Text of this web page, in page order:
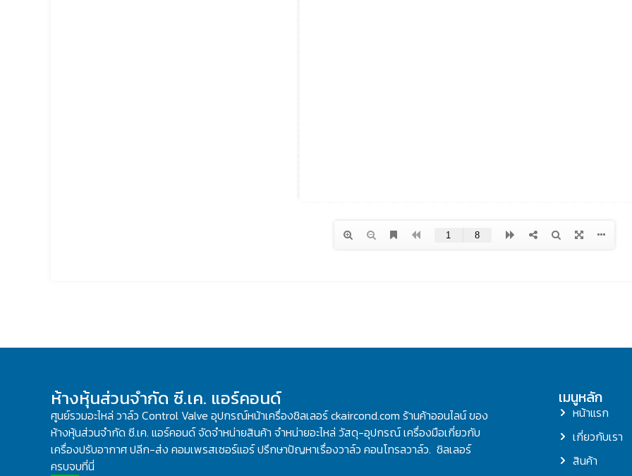
ห้างหุ้นส่วนจำกัด ซี.เค. แอร์คอนด์
ศูนย์รวมอะไหล่ วาล์ว Control Valve อุปกรณ์หน้าเครื่องชิลเลอร์ ckaircond.com ร้านค้าออนไลน์ ของ
ห้างหุ้นส่วนจำกัด ซี.เค. แอร์คอนด์ จัดจำหน่ายสินค้า จำหน่ายอะไหล่ วัสดุ-อุปกรณ์ เครื่องมือเกี่ยวกับ
เครื่องปรับอากาศ ปลีก-ส่ง คอมเพรสเซอร์แอร์ ปรึกษาปัญหาเรื่องวาล์ว คอนโทรลวาล์ว. ชิลเลอร์
ครบจบที่นี่
เมนูหลัก
หน้าแรก
เกี่ยวกับเรา
สินค้า